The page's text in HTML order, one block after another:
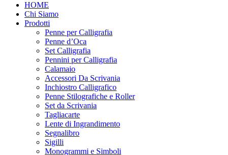
HOME
Chi Siamo
Prodotti
Penne per Calligrafia
Penne d’Oca
Set Calligrafia
Pennini per Calligrafia
Calamaio
Accessori Da Scrivania
Inchiostro Calligrafico
Penne Stilografiche e Roller
Set da Scrivania
Tagliacarte
Lente di Ingrandimento
Segnalibro
Sigilli
Monogrammi e Simboli